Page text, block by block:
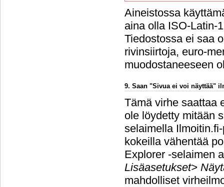
Aineistossa
aina olla ISO-Latin-
Tiedostossa ei saa
rivinsiirtoja, euro-
muodostaneeseen
9. Saan "Sivua ei voi näyttää"
Tämä virhe saattaa
ole löydetty mitään
selaimella
kokeilla vähentää
Explorer -selaimen
Lisäasetukset>
mahdolliset